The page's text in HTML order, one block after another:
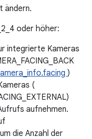
ändern.
oder höher:
integrierte Kameras
)
(
aufnehmen.
die Anzahl der